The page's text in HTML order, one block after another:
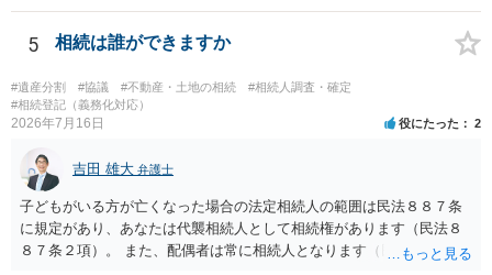
ますか。 →本人が自由に決められますので、どこが妥当とは言えない
です。客観的な基準もありません。 ・できれば穏やかに、分割を拒否
することはできますか。 →分割を拒否するということは、遺産はいら
ないということでしょうか。遺言で、受取を指定されててもいらない
と拒否することはできます。理由を説明する必要はありません。
5 相続は誰ができますか
#遺産分割 #協議 #不動産・土地の相続
#相続人調査・確定
#相続登記（義務化対応）
2026年7月16日 役にたった 2
吉田 雄大 弁護士
子どもがいる方が亡くなった場合の法定相続人の範囲は民法８８７条
に規定があり、あなたは代襲相続人として相続権があります（民法８
８７条２項）。 また、配偶者は常に相続人となります（民法８９０